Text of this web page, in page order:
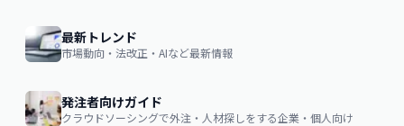
最新トレンド
市場動向・法改正・AIなど最新情報
発注者向けガイド
クラウドソーシングで外注・人材探しをする企業・個人向け